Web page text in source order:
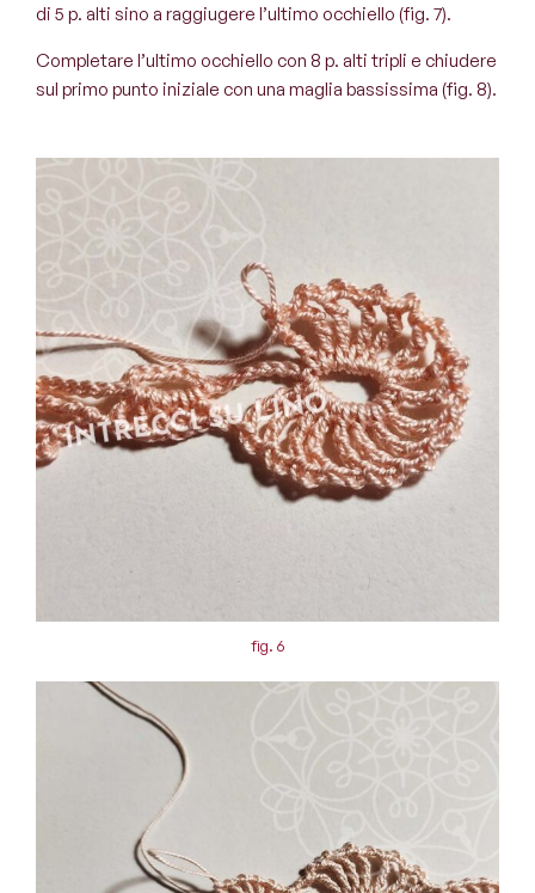
di 5 p. alti sino a raggiugere l’ultimo occhiello (fig. 7).
Completare l’ultimo occhiello con 8 p. alti tripli e chiudere
sul primo punto iniziale con una maglia bassissima (fig. 8).
fig. 6